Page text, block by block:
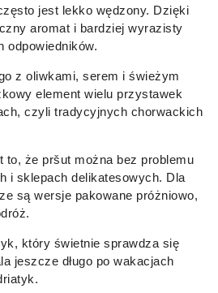
jest lekko wędzony. Dzięki
aromat i bardziej wyrazisty
odpowiedników.
z oliwkami, serem i świeżym
element wielu przystawek
czyli tradycyjnych chorwackich
to, że pršut można bez problemu
i sklepach delikatesowych. Dla
są wersje pakowane próżniowo,
który świetnie sprawdza się
jeszcze długo po wakacjach